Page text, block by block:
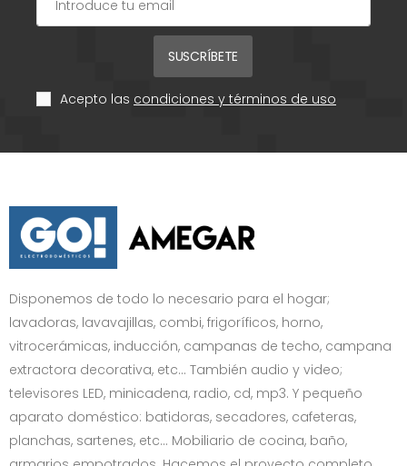
SUSCRÍBETE
Acepto las condiciones y términos de uso
Disponemos de todo lo necesario para el hogar;
lavadoras, lavavajillas, combi, frigoríficos, horno,
vitrocerámicas, inducción, campanas de techo, campana
extractora decorativa, etc… También audio y video;
televisores LED, minicadena, radio, cd, mp3. Y pequeño
aparato doméstico: batidoras, secadores, cafeteras,
planchas, sartenes, etc... Mobiliario de cocina, baño,